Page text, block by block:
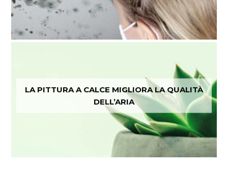
LA PITTURA A CALCE MIGLIORA LA QUALITÀ
DELL’ARIA